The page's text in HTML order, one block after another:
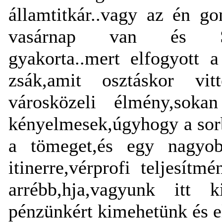
államtitkár..vagy az én
vasárnap van és
gyakorta..mert elfogyott
zsák,amit osztáskor
városközeli
kényelmesek,úgyhogy a
a tömeget,és egy
itinerre,vérprofi
arrébb,hja,vagyunk itt
pénzünkért kimehetünk és